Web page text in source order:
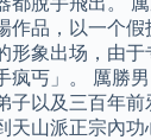
作品，以一个
形象出场，由
疯丐」。 厲勝
子以及三百年
天山派正宗內